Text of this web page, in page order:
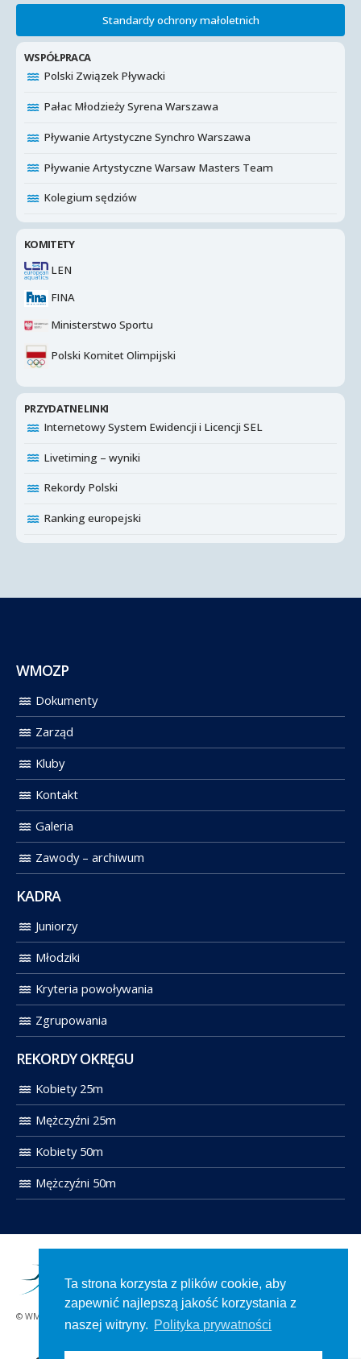
Standardy ochrony małoletnich
WSPÓŁPRACA
Polski Związek Pływacki
Pałac Młodzieży Syrena Warszawa
Pływanie Artystyczne Synchro Warszawa
Pływanie Artystyczne Warsaw Masters Team
Kolegium sędziów
KOMITETY
LEN
FINA
Ministerstwo Sportu
Polski Komitet Olimpijski
PRZYDATNE LINKI
Internetowy System Ewidencji i Licencji SEL
Livetiming – wyniki
Rekordy Polski
Ranking europejski
WMOZP
Dokumenty
Zarząd
Kluby
Kontakt
Galeria
Zawody – archiwum
KADRA
Juniorzy
Młodziki
Kryteria powoływania
Zgrupowania
REKORDY OKRĘGU
Kobiety 25m
Mężczyźni 25m
Kobiety 50m
Mężczyźni 50m
© WMOZP 2021. Wszelkie prawa zastrzeżone.
Ta strona korzysta z plików cookie, aby
zapewnić najlepszą jakość korzystania z
naszej witryny. Polityka prywatności